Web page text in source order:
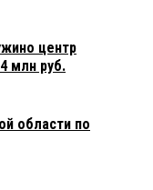
центр
млн руб.
области по